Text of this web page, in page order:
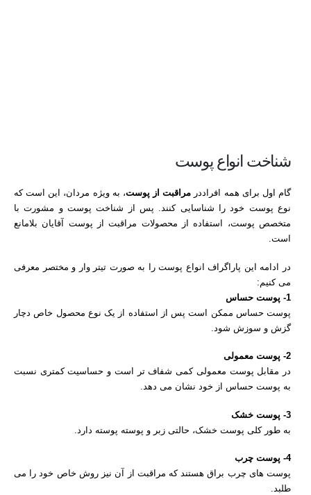
شناخت انواع پوست
گام اول برای همه افراددر مراقبت از پوست، به ویژه مردان، این است که
نوع پوست خود را شناسایی کنند. پس از شناخت پوست و مشورت با
متخصص پوست، استفاده از محصولات مراقبت از پوست آقایان بلامانع
است.
در ادامه این پاراگراف انواع پوست را به صورت تیتر وار و مختصر معرفی
می کنیم:
1- پوست حساس
پوست حساس ممکن است پس از استفاده از یک نوع محصول خاص دچار
گزش و سوزش شود.
2- پوست معمولی
در مقابل پوست معمولی کمی شفاف تر است و حساسیت کمتری نسبت
به پوست حساس از خود نشان می دهد.
3- پوست خشک
به طور کلی پوست خشک، حالتی زبر و پوسته پوسته دارد.
4- پوست چرب
پوست های چرب براق هستند که مراقبت از آن نیز روش خاص خود را می
طلبد.